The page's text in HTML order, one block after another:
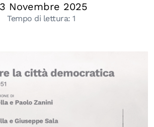
di ricerca
Novembre 2025
Tempo di lettura:1